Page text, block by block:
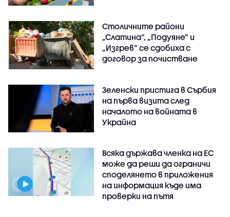
Столичните райони
„Слатина“, „Подуяне“ и
„Изгрев“ се сдобиха с
договор за почистване
Зеленски пристига в Сърбия
на първа визита след
началото на войната в
Украйна
Всяка държава членка на ЕС
може да реши да ограничи
споделянето в приложения
на информация къде има
проверки на пътя